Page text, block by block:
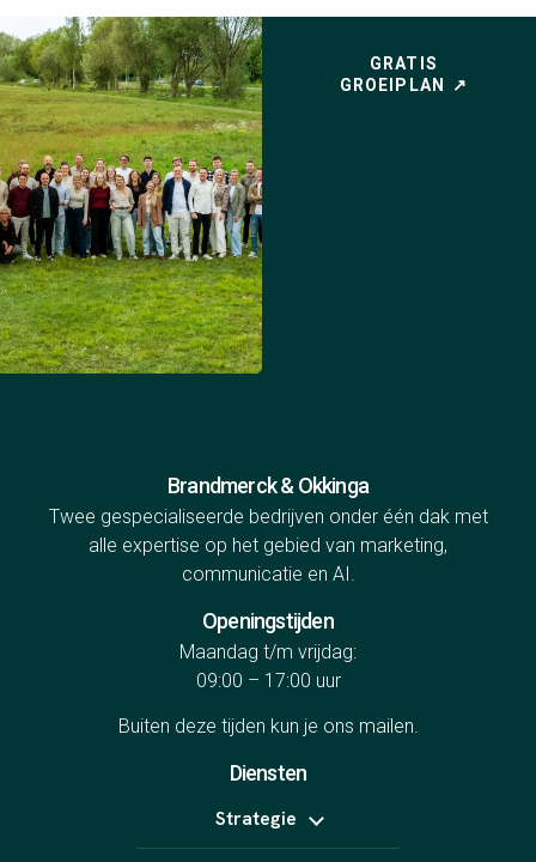
GRATIS
GROEIPLAN
Brandmerck & Okkinga
Twee gespecialiseerde bedrijven onder één dak met
alle expertise op het gebied van marketing,
communicatie en AI.
Openingstijden
Maandag t/m vrijdag:
09:00 – 17:00 uur
Buiten deze tijden kun je ons mailen.
Diensten
Strategie